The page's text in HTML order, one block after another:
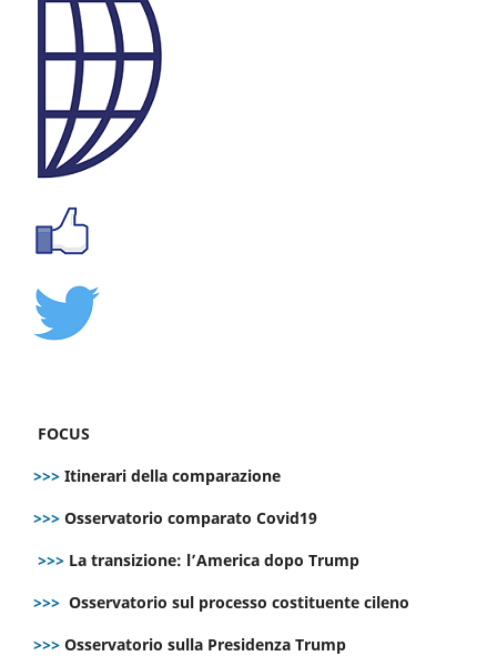
FOCUS
>>> Itinerari della comparazione
>>> Osservatorio comparato Covid19
>>> La transizione: l’America dopo Trump
>>> Osservatorio sul processo costituente cileno
>>> Osservatorio sulla Presidenza Trump